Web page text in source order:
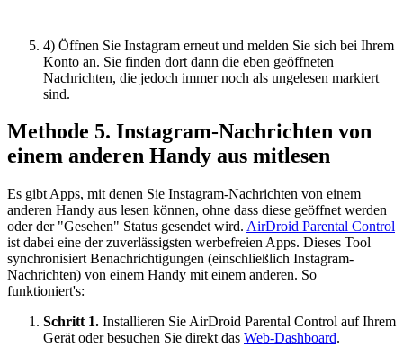
4) Öffnen Sie Instagram erneut und melden Sie sich bei Ihrem
Konto an. Sie finden dort dann die eben geöffneten
Nachrichten, die jedoch immer noch als ungelesen markiert
sind.
Methode 5. Instagram-Nachrichten von
einem anderen Handy aus mitlesen
Es gibt Apps, mit denen Sie Instagram-Nachrichten von einem
anderen Handy aus lesen können, ohne dass diese geöffnet werden
oder der "Gesehen" Status gesendet wird. AirDroid Parental Control
ist dabei eine der zuverlässigsten werbefreien Apps. Dieses Tool
synchronisiert Benachrichtigungen (einschließlich Instagram-
Nachrichten) von einem Handy mit einem anderen. So
funktioniert's:
Schritt 1. Installieren Sie AirDroid Parental Control auf Ihrem
Gerät oder besuchen Sie direkt das Web-Dashboard.